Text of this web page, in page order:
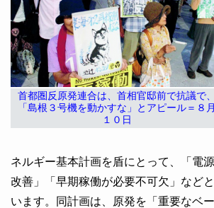
首都圏反原発連合は、首相官邸前で抗議で、
「島根３号機を動かすな」とアピール＝８月
１０日
ネルギー基本計画を盾にとって、「電
改善」「早期稼働が必要不可欠」など
います。同計画は、原発を「重要なベ